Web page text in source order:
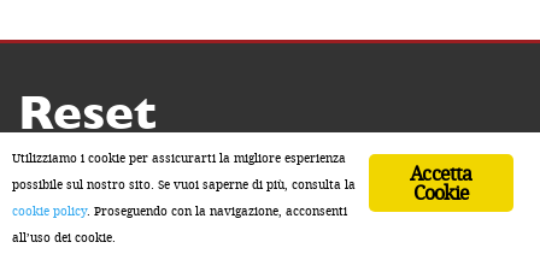
Reset
ISSN 2611-5883
Accetta
Cookie
Utilizziamo i cookie per assicurarti la migliore esperienza
possibile sul nostro sito. Se vuoi saperne di più, consulta la
cookie policy. Proseguendo con la navigazione, acconsenti
all’uso dei cookie.